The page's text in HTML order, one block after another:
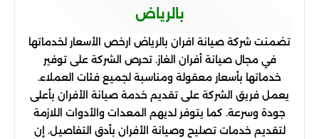
بالرياض
تضمنت شركة صيانة افران بالرياض ارخص الأسعار لخدماتها
في مجال صيانة أفران الغاز. تحرص الشركة على توفير
خدماتها بأسعار معقولة ومناسبة لجميع فئات العملاء.
يعمل فريق الشركة على تقديم خدمة صيانة الأفران بأعلى
جودة وسرعة. كما يتوفر لديهم المعدات والأدوات اللازمة
لتقديم خدمات تصليح وصيانة الأفران بأدق التفاصيل. إن